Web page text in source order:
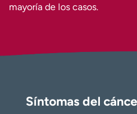
mayoría de los casos.
Síntomas del